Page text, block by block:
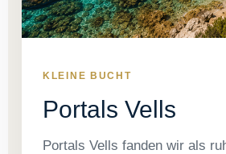
KLEINE BUCHT
Portals Vells
Portals Vells fanden wir als